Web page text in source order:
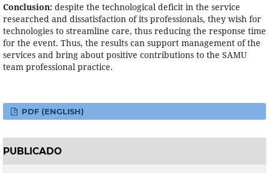
Conclusion:despite the technological deficit in the service
researched and dissatisfaction of its professionals, they wish for
technologies to streamline care, thus reducing the response time
for the event. Thus, the results can support management of the
services and bring about positive contributions to the SAMU
team professional practice.
PDF (ENGLISH)
PUBLICADO